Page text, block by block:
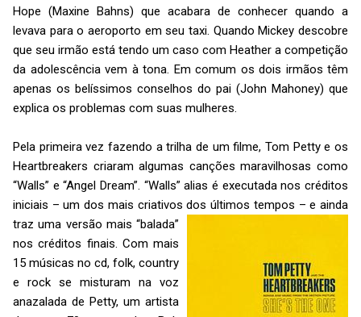
Hope (Maxine Bahns) que acabara de conhecer quando a
levava para o aeroporto em seu taxi. Quando Mickey descobre
que seu irmão está tendo um caso com Heather a competição
da adolescência vem à tona. Em comum os dois irmãos têm
apenas os belíssimos conselhos do pai (John Mahoney) que
explica os problemas com suas mulheres.
Pela primeira vez fazendo a trilha de um filme, Tom Petty e os
Heartbreakers criaram algumas canções maravilhosas como
“Walls” e “Angel Dream”. “Walls” alias é executada nos créditos
iniciais – um dos mais criativos dos últimos tempos – e ainda
traz uma versão mais “balada”
nos créditos finais. Com mais
15 músicas no cd, folk, country
e rock se misturam na voz
anazalada de Petty, um artista